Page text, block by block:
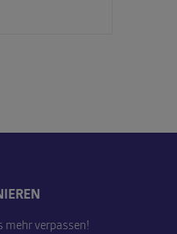
mehr verpassen!